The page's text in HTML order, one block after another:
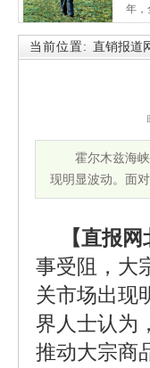
年，
当前位置: 直销报道
霍尔木兹海
现明显波动。面
【直报
事受阻，大
关市场出现
界人士认为
推动大宗商